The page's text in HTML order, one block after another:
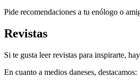
Pide recomendaciones a tu enólogo o
Revistas
Si te gusta leer revistas para inspirarte,
En cuanto a medios daneses, destacamos: